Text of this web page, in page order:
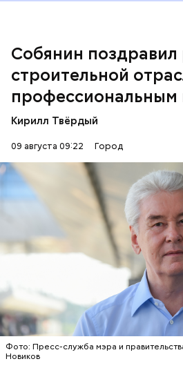
Собянин поздравил
строительной
профессиональным
Кирилл Твёрдый
09 августа 09:22 Город
Фото: Пресс-служба мэра и
Новиков
— Призвание строителей —
планы и мечты. Построить
это значит построить чье-то
это я от всего сердца говорю
сегодня строит будущее
города.
СТРОИТЕЛЬСТВО ПРАЗДНИКИ
СЕРГЕЙ СОБЯНИН
Программа КРТ